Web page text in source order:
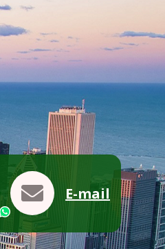
WhatsApp
E-mail